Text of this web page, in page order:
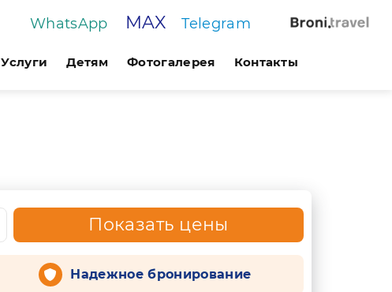
WhatsApp MAX Telegram
Услуги Детям Фотогалерея Контакты
Показать цены
Надежное бронирование